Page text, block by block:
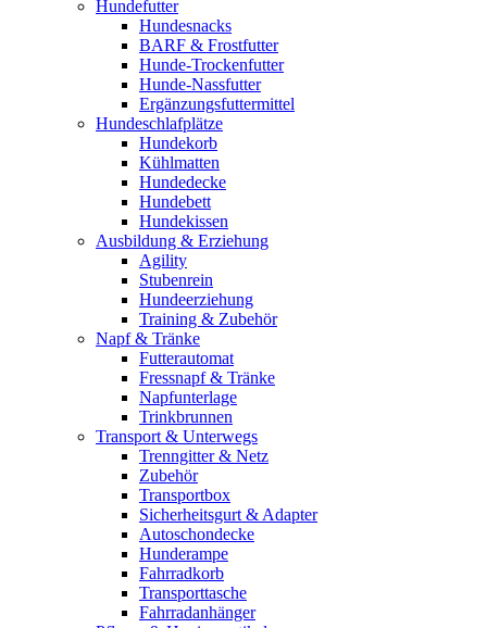
Hundefutter
Hundesnacks
BARF & Frostfutter
Hunde-Trockenfutter
Hunde-Nassfutter
Ergänzungsfuttermittel
Hundeschlafplätze
Hundekorb
Kühlmatten
Hundedecke
Hundebett
Hundekissen
Ausbildung & Erziehung
Agility
Stubenrein
Hundeerziehung
Training & Zubehör
Napf & Tränke
Futterautomat
Fressnapf & Tränke
Napfunterlage
Trinkbrunnen
Transport & Unterwegs
Trenngitter & Netz
Zubehör
Transportbox
Sicherheitsgurt & Adapter
Autoschondecke
Hunderampe
Fahrradkorb
Transporttasche
Fahrradanhänger